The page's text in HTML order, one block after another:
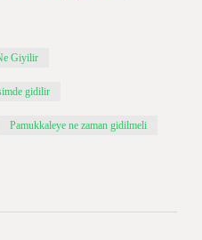
Giyilir
gidilir
Pamukkaleye ne zaman gidilmeli